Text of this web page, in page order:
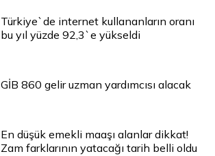
Türkiye`de internet kullananların oranı
bu yıl yüzde 92,3`e yükseldi
GİB 860 gelir uzman yardımcısı alacak
En düşük emekli maaşı alanlar dikkat!
Zam farklarının yatacağı tarih belli oldu